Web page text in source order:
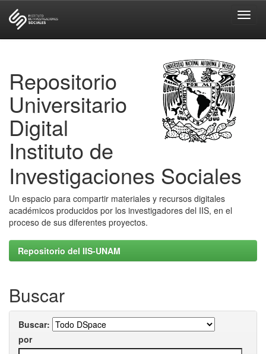
Repositorio
Universitario
Digital
Instituto de
Investigaciones Sociales
Un espacio para compartir materiales y recursos digitales
académicos producidos por los investigadores del IIS, en el
proceso de sus diferentes proyectos.
Repositorio del IIS-UNAM
Buscar
Buscar:
por